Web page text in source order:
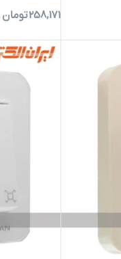
258,171تومان